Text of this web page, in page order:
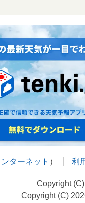
ターネット ） 利
Copyright
Copyright (C)